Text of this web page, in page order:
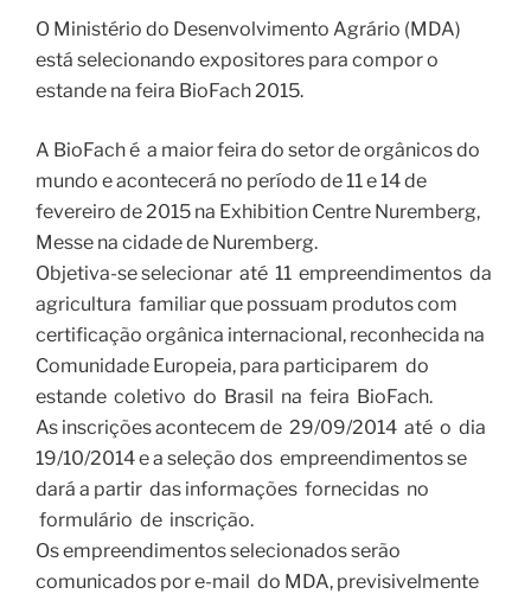
O Ministério do Desenvolvimento Agrário (MDA)
está selecionando expositores para compor o
estande na feira BioFach 2015.
A BioFach é a maior feira do setor de orgânicos do
mundo e acontecerá no período de 11 e 14 de
fevereiro de 2015 na Exhibition Centre Nuremberg,
Messe na cidade de Nuremberg.
Objetiva-se selecionar até 11 empreendimentos da
agricultura familiar que possuam produtos com
certificação orgânica internacional, reconhecida na
Comunidade Europeia, para participarem do
estande coletivo do Brasil na feira BioFach.
As inscrições acontecem de 29/09/2014 até o dia
19/10/2014 e a seleção dos empreendimentos se
dará a partir das informações fornecidas no
formulário de inscrição.
Os empreendimentos selecionados serão
comunicados por e-mail do MDA, previsivelmente